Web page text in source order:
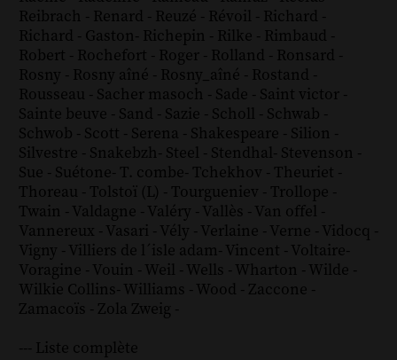
Reibrach - Renard - Reuzé - Révoil - Richard -
Richard - Gaston- Richepin - Rilke - Rimbaud -
Robert - Rochefort - Roger - Rolland - Ronsard -
Rosny - Rosny aîné - Rosny_aîné - Rostand -
Rousseau - Sacher masoch - Sade - Saint victor -
Sainte beuve - Sand - Sazie - Scholl - Schwab -
Schwob - Scott - Serena - Shakespeare - Silion -
Silvestre - Snakebzh- Steel - Stendhal- Stevenson -
Sue - Suétone- T. combe- Tchekhov - Theuriet -
Thoreau - Tolstoï (L) - Tourgueniev - Trollope -
Twain - Valdagne - Valéry - Vallès - Van offel -
Vannereux - Vasari - Vély - Verlaine - Verne - Vidocq -
Vigny - Villiers de l´isle adam- Vincent - Voltaire-
Voragine - Vouin - Weil - Wells - Wharton - Wilde -
Wilkie Collins- Williams - Wood - Zaccone -
Zamacoïs - Zola Zweig -
--- Liste complète